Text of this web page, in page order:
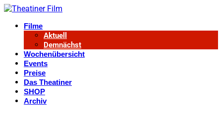
Filme
Aktuell
Demnächst
Wochenübersicht
Events
Preise
Das Theatiner
SHOP
Archiv